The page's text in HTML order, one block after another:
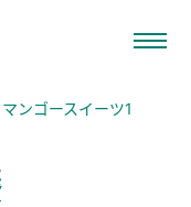
ンゴースイーツ1